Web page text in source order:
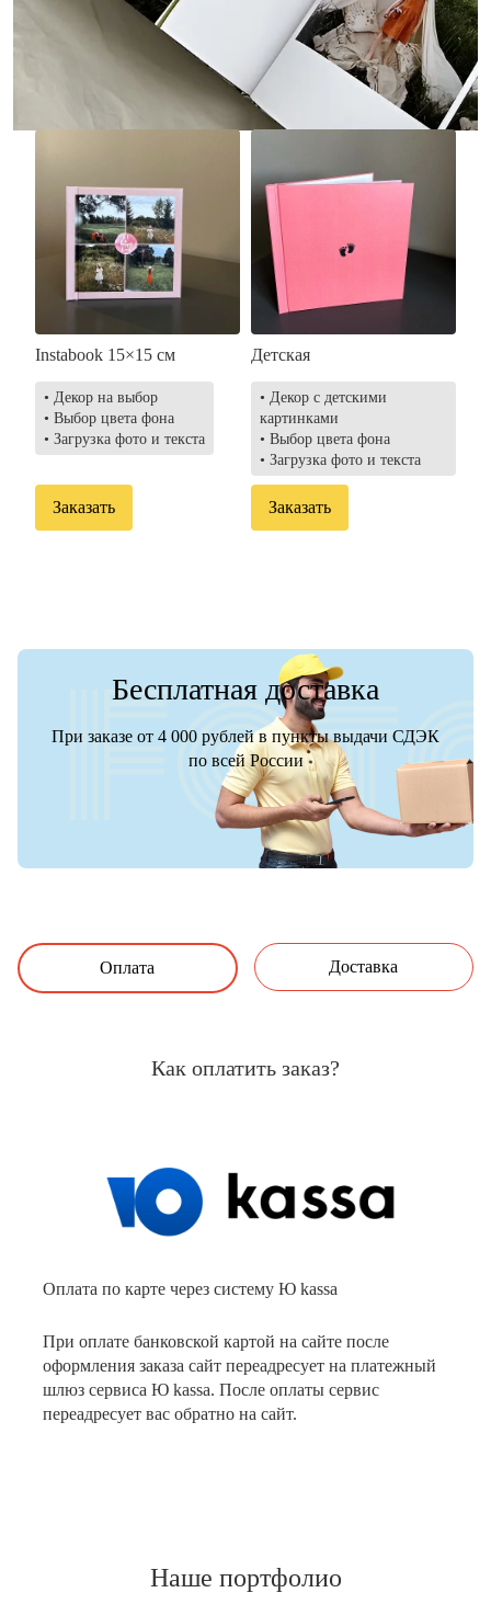
• Загрузка фото и текста
• Выбор цвета фона
• Загрузка фото и текста
Instabook 15×15 см
• Декор на выбор
• Выбор цвета фона
• Загрузка фото и текста
Заказать
Детская
• Декор с детскими
картинками
• Выбор цвета фона
• Загрузка фото и текста
Заказать
Бесплатная доставка
При заказе от 4 000 рублей в пункты выдачи СДЭК
по всей России
Оплата Доставка
Как оплатить заказ?
Оплата по карте через систему Ю kassa
При оплате банковской картой на сайте после
оформления заказа сайт переадресует на платежный
шлюз сервиса Ю kassa. После оплаты сервис
переадресует вас обратно на сайт.
Наше портфолио